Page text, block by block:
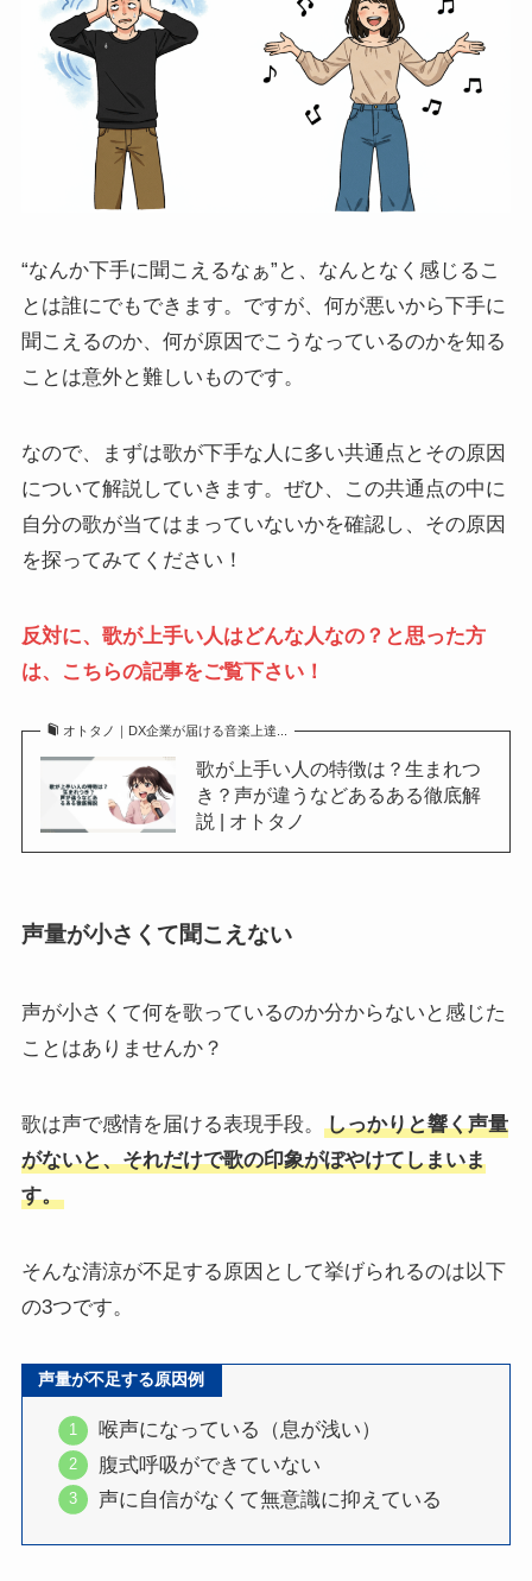
“なんか下手に聞こえるなぁ”と、なんとなく感じるこ
とは誰にでもできます。ですが、何が悪いから下手に
聞こえるのか、何が原因でこうなっているのかを知る
ことは意外と難しいものです。
なので、まずは歌が下手な人に多い共通点とその原因
について解説していきます。ぜひ、この共通点の中に
自分の歌が当てはまっていないかを確認し、その原因
を探ってみてください！
反対に、歌が上手い人はどんな人なの？と思った方
は、こちらの記事をご覧下さい！
オトタノ｜DX企業が届ける音楽上達...
歌が上手い人の特徴は？生まれつ
き？声が違うなどあるある徹底解
説 | オトタノ
声量が小さくて聞こえない
声が小さくて何を歌っているのか分からないと感じた
ことはありませんか？
歌は声で感情を届ける表現手段。
しっかりと響く声量
がないと、それだけで歌の印象がぼやけてしまいま
す。
そんな清涼が不足する原因として挙げられるのは以下
の3つです。
声量が不足する原因例
喉声になっている（息が浅い）
腹式呼吸ができていない
声に自信がなくて無意識に抑えている